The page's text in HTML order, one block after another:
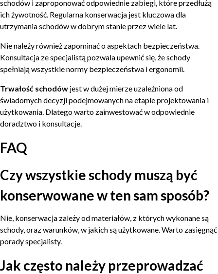
schodów i zaproponować odpowiednie zabiegi, które przedłużą
ich żywotność. Regularna konserwacja jest kluczowa dla
utrzymania schodów w dobrym stanie przez wiele lat.
Nie należy również zapominać o aspektach bezpieczeństwa.
Konsultacja ze specjalistą pozwala upewnić się, że schody
spełniają wszystkie normy bezpieczeństwa i ergonomii.
Trwałość schodów jest w dużej mierze uzależniona od
świadomych decyzji podejmowanych na etapie projektowania i
użytkowania. Dlatego warto zainwestować w odpowiednie
doradztwo i konsultacje.
FAQ
Czy wszystkie schody muszą być
konserwowane w ten sam sposób?
Nie, konserwacja zależy od materiałów, z których wykonane są
schody, oraz warunków, w jakich są użytkowane. Warto zasięgnąć
porady specjalisty.
Jak często należy przeprowadzać